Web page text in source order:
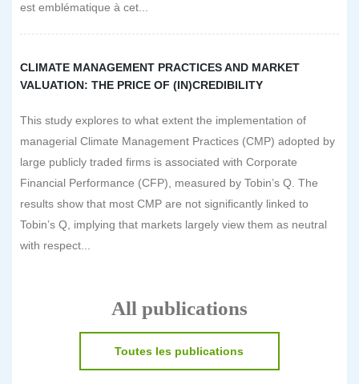
est emblématique à cet...
CLIMATE MANAGEMENT PRACTICES AND MARKET
VALUATION: THE PRICE OF (IN)CREDIBILITY
This study explores to what extent the implementation of
managerial Climate Management Practices (CMP) adopted by
large publicly traded firms is associated with Corporate
Financial Performance (CFP), measured by Tobin’s Q. The
results show that most CMP are not significantly linked to
Tobin’s Q, implying that markets largely view them as neutral
with respect...
All publications
Toutes les publications